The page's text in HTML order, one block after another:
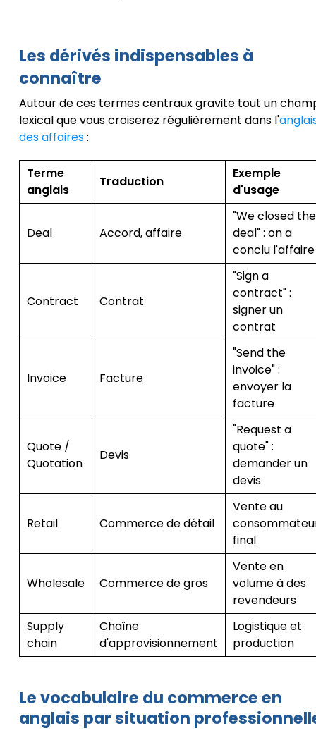
Les dérivés indispensables à
connaître
Autour de ces termes centraux gravite tout un
lexical que vous croiserez régulièrement dans l'
des affaires:
Terme
anglais
Traduction
Exemple
d'usage
Deal Accord, affaire
"We closed the
deal" : on a
conclu l'affaire
Contract Contrat
"Sign a
contract" :
signer un
contrat
Invoice Facture
"Send the
invoice" :
envoyer la
facture
Quote /
Quotation
Devis
"Request a
quote" :
demander un
devis
Retail Commerce de détail
Vente au
final
Wholesale Commerce de gros
Vente en
volume à des
revendeurs
Supply
chain
Chaîne
d'approvisionnement
Logistique et
production
Le vocabulaire du commerce en
anglais par situation